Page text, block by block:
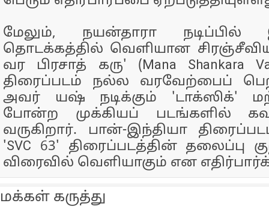
மேலும், நயன்தாரா
தொடக்கத்தில் வெளியான
வர பிரசாத் கரு' (Mana Shankara
திரைப்படம் நல்ல வரவேற்பைப்
அவர் யஷ் நடிக்கும் 'டாக்ஸிக்'
போன்ற முக்கியப் படங்களில்
வருகிறார். பான்-இந்தியா
'SVC 63' திரைப்படத்தின் தலைப்பு
விரைவில் வெளியாகும் என
மக்கள் கருத்து